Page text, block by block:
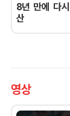
8년 만에 다
산
영상